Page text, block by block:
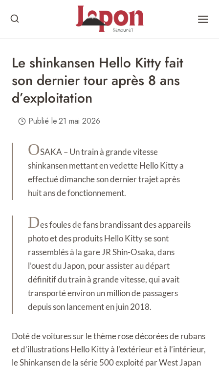
Le shinkansen Hello Kitty fait
son dernier tour après 8 ans
d’exploitation
Publié le21 mai 2026
OSAKA – Un train à grande vitesse
shinkansen mettant en vedette Hello Kitty a
effectué dimanche son dernier trajet après
huit ans de fonctionnement.
Des foules de fans brandissant des appareils
photo et des produits Hello Kitty se sont
rassemblés à la gare JR Shin-Osaka, dans
l’ouest du Japon, pour assister au départ
définitif du train à grande vitesse, qui avait
transporté environ un million de passagers
depuis son lancement en juin 2018.
Doté de voitures sur le thème rose décorées de rubans
et d’illustrations Hello Kitty à l’extérieur et à l’intérieur,
le Shinkansen de la série 500 exploité par West Japan